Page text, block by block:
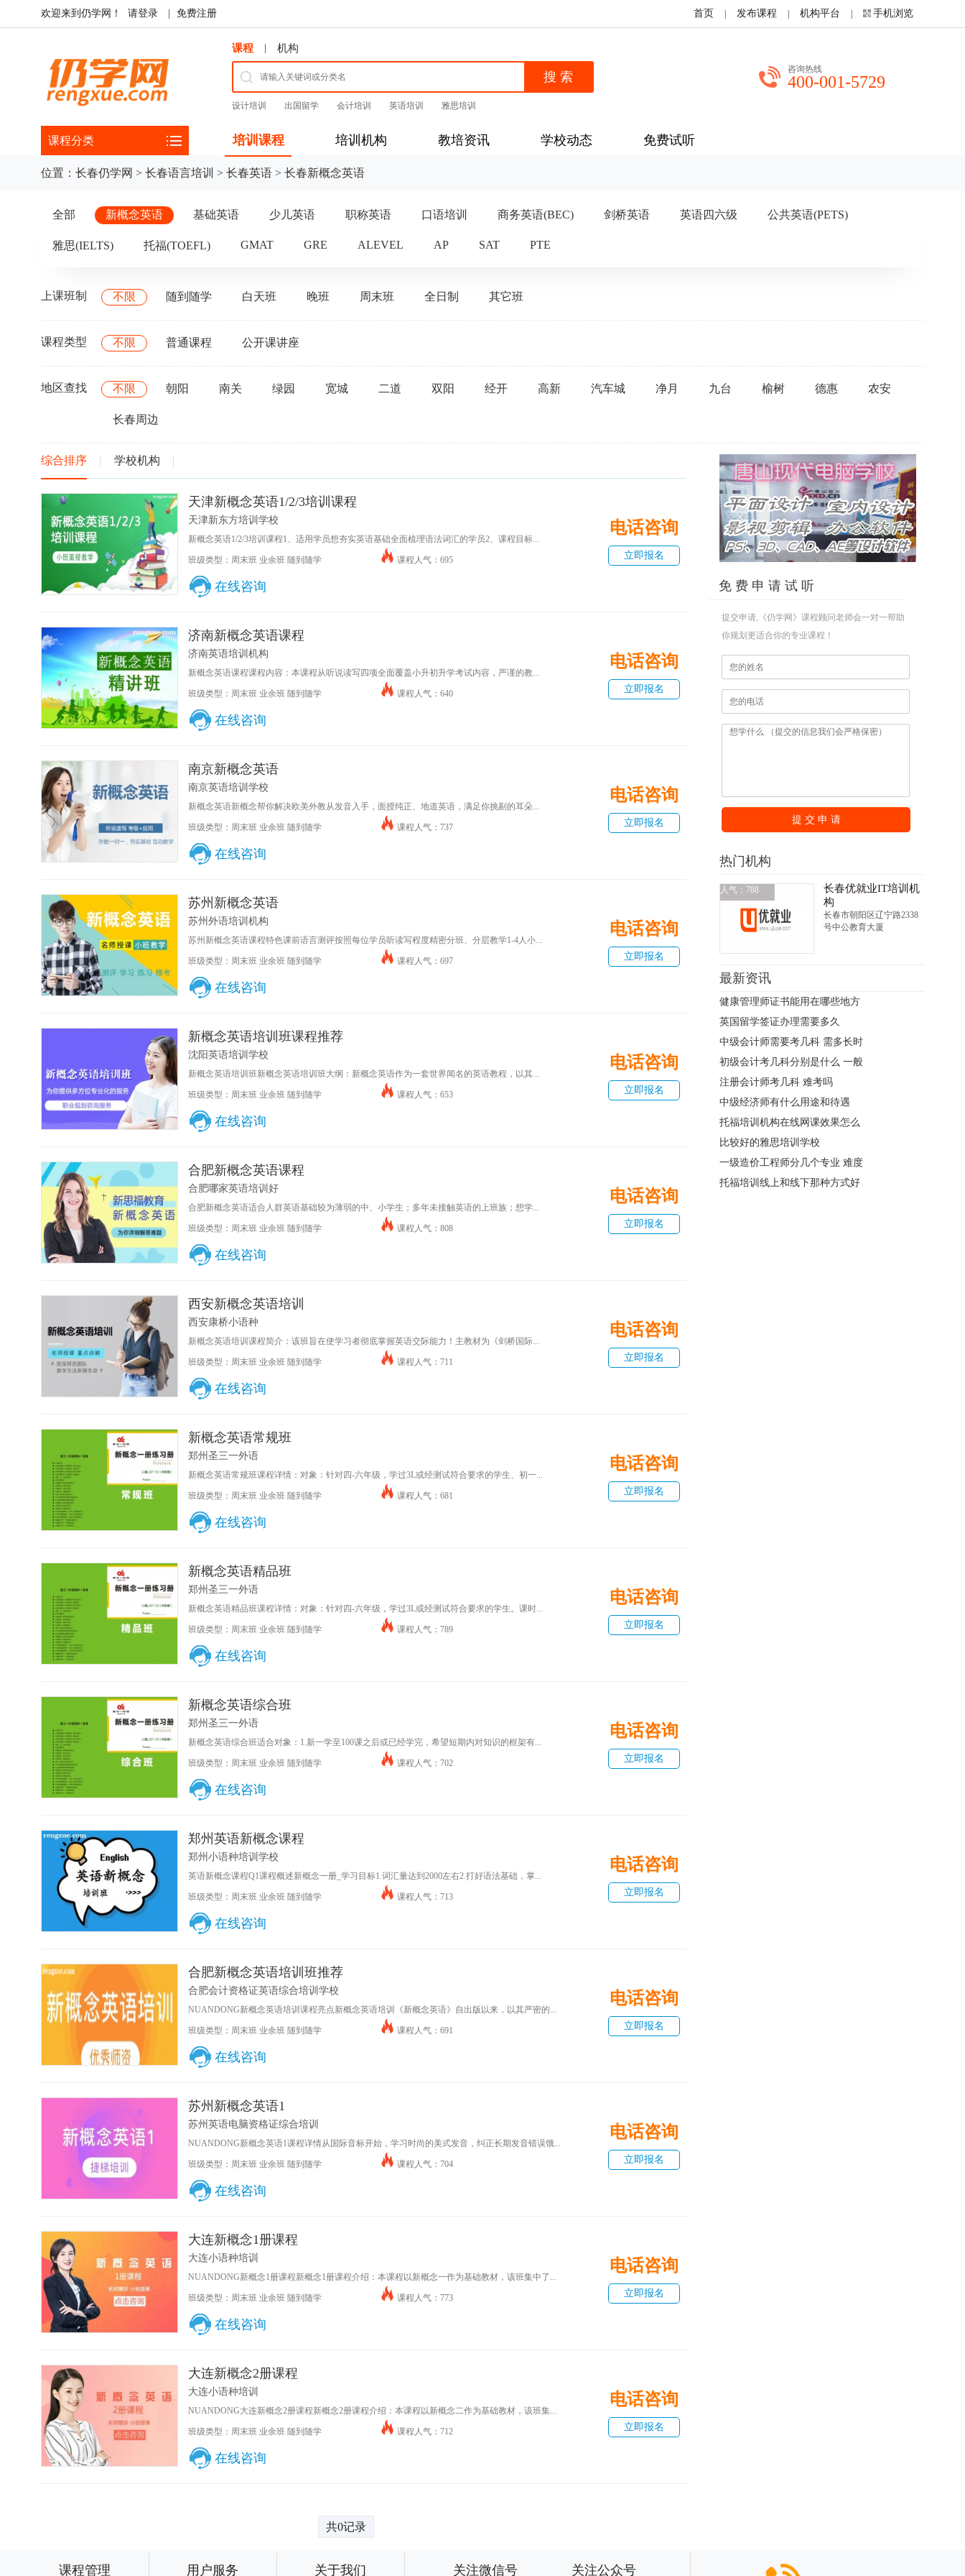
欢迎来到仍学网！ 请登录 免费注册 首页 发布课程 机构平台 手机浏览
课程 | 机构
设计培训 出国留学 会计培训 英语培训 雅思培训
咨询热线
400-001-5729
课程分类 培训课程 培训机构 教培资讯 学校动态 免费试听
位置： 长春仍学网 > 长春语言培训 > 长春英语 > 长春新概念英语
全部 新概念英语 基础英语 少儿英语 职称英语 口语培训 商务英语(BEC) 剑桥英语 英语四六级 公共英语(PETS)
雅思(IELTS) 托福(TOEFL) GMAT GRE ALEVEL AP SAT PTE
上课班制 不限 随到随学 白天班 晚班 周末班 全日制 其它班
课程类型 不限 普通课程 公开课讲座
地区查找 不限 朝阳 南关 绿园 宽城 二道 双阳 经开 高新 汽车城 净月 九台 榆树 德惠 农安
长春周边
综合排序 学校机构
天津新概念英语1/2/3培训课程
天津新东方培训学校
新概念英语1/2/3培训课程1、适用学员想夯实英语基础全面梳理语法词汇的学员2、课程目标...
班级类型：周末班 业余班 随到随学 课程人气：695
在线咨询
电话咨询
立即报名
济南新概念英语课程
济南英语培训机构
新概念英语课程课程内容：本课程从听说读写四项全面覆盖小升初升学考试内容，严谨的教...
班级类型：周末班 业余班 随到随学 课程人气：640
在线咨询
电话咨询
立即报名
南京新概念英语
南京英语培训学校
新概念英语新概念帮你解决欧美外教从发音入手，面授纯正、地道英语，满足你挑剔的耳朵...
班级类型：周末班 业余班 随到随学 课程人气：737
在线咨询
电话咨询
立即报名
苏州新概念英语
苏州外语培训机构
苏州新概念英语课程特色课前语言测评按照每位学员听读写程度精密分班、分层教学1-4人小...
班级类型：周末班 业余班 随到随学 课程人气：697
在线咨询
电话咨询
立即报名
新概念英语培训班课程推荐
沈阳英语培训学校
新概念英语培训班新概念英语培训班大纲：新概念英语作为一套世界闻名的英语教程，以其...
班级类型：周末班 业余班 随到随学 课程人气：653
在线咨询
电话咨询
立即报名
合肥新概念英语课程
合肥哪家英语培训好
合肥新概念英语适合人群英语基础较为薄弱的中、小学生；多年未接触英语的上班族；想学...
班级类型：周末班 业余班 随到随学 课程人气：808
在线咨询
电话咨询
立即报名
西安新概念英语培训
西安康桥小语种
新概念英语培训课程简介：该班旨在使学习者彻底掌握英语交际能力！主教材为《剑桥国际...
班级类型：周末班 业余班 随到随学 课程人气：711
在线咨询
电话咨询
立即报名
新概念英语常规班
郑州圣三一外语
新概念英语常规班课程详情：对象：针对四-六年级，学过3L或经测试符合要求的学生、初一...
班级类型：周末班 业余班 随到随学 课程人气：681
在线咨询
电话咨询
立即报名
新概念英语精品班
郑州圣三一外语
新概念英语精品班课程详情：对象：针对四-六年级，学过3L或经测试符合要求的学生。课时...
班级类型：周末班 业余班 随到随学 课程人气：789
在线咨询
电话咨询
立即报名
新概念英语综合班
郑州圣三一外语
新概念英语综合班适合对象：1.新一学至100课之后或已经学完，希望短期内对知识的框架有...
班级类型：周末班 业余班 随到随学 课程人气：702
在线咨询
电话咨询
立即报名
郑州英语新概念课程
郑州小语种培训学校
英语新概念课程Q1课程概述新概念一册_学习目标1.词汇量达到2000左右2.打好语法基础，掌...
班级类型：周末班 业余班 随到随学 课程人气：713
在线咨询
电话咨询
立即报名
合肥新概念英语培训班推荐
合肥会计资格证英语综合培训学校
NUANDONG新概念英语培训课程亮点新概念英语培训《新概念英语》自出版以来，以其严密的...
班级类型：周末班 业余班 随到随学 课程人气：691
在线咨询
电话咨询
立即报名
苏州新概念英语1
苏州英语电脑资格证综合培训
NUANDONG新概念英语1课程详情从国际音标开始，学习时尚的美式发音，纠正长期发音错误饿...
班级类型：周末班 业余班 随到随学 课程人气：704
在线咨询
电话咨询
立即报名
大连新概念1册课程
大连小语种培训
NUANDONG新概念1册课程新概念1册课程介绍：本课程以新概念一作为基础教材，该班集中了...
班级类型：周末班 业余班 随到随学 课程人气：773
在线咨询
电话咨询
立即报名
大连新概念2册课程
大连小语种培训
NUANDONG大连新概念2册课程新概念2册课程介绍：本课程以新概念二作为基础教材，该班集...
班级类型：周末班 业余班 随到随学 课程人气：712
在线咨询
电话咨询
立即报名
共0记录
免 费 申 请 试 听
提交申请,《仍学网》课程顾问老师会一对一帮助
你规划更适合你的专业课程！
提 交 申 请
热门机构
人气：788
长春优就业IT培训机
构
长春市朝阳区辽宁路2338
号中公教育大厦
最新资讯
健康管理师证书能用在哪些地方
英国留学签证办理需要多久
中级会计师需要考几科 需多长时
初级会计考几科分别是什么 一般
注册会计师考几科 难考吗
中级经济师有什么用途和待遇
托福培训机构在线网课效果怎么
比较好的雅思培训学校
一级造价工程师分几个专业 难度
托福培训线上和线下那种方式好
课程管理 用户服务 关于我们 关注微信号 关注公众号